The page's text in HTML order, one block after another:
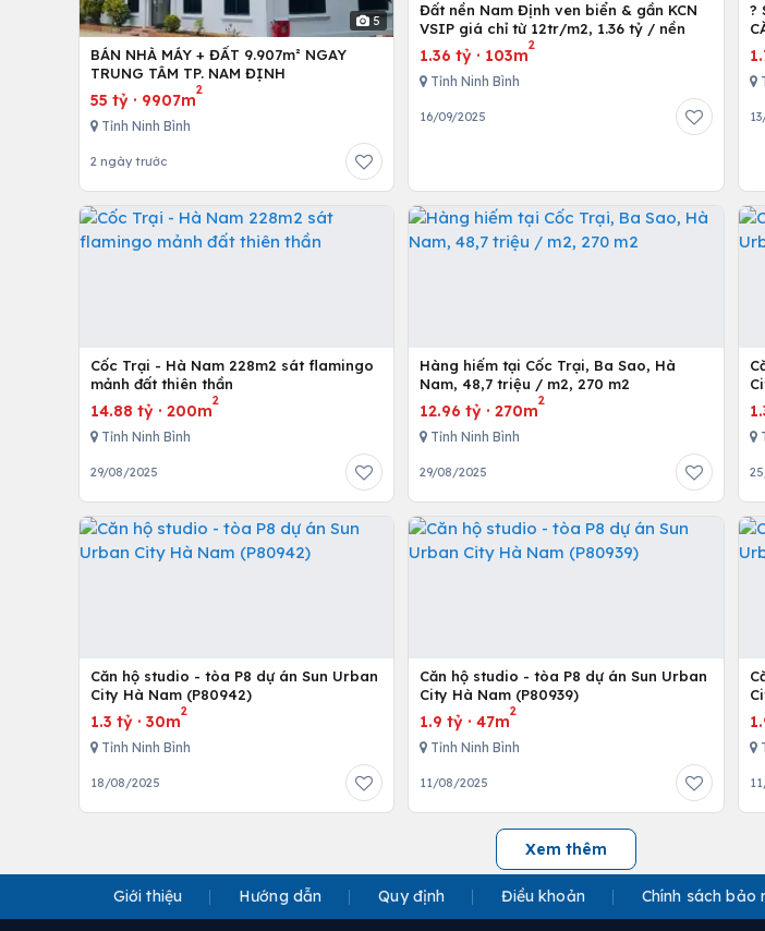
5
BÁN NHÀ MÁY + ĐẤT 9.907m² NGAY
TRUNG TÂM TP. NAM ĐỊNH
55 tỷ · 9907m
2
Tỉnh Ninh Bình
2 ngày trước
Đất nền Nam Định ven biển & gần KCN
VSIP giá chỉ từ 12tr/m2, 1.36 tỷ / nền
1.36 tỷ · 103m
2
Tỉnh Ninh Bình
16/09/2025
?
Cốc Trại - Hà Nam 228m2 sát flamingo
mảnh đất thiên thần
14.88 tỷ · 200m
2
Tỉnh Ninh Bình
29/08/2025
Hàng hiếm tại Cốc Trại, Ba Sao, Hà
Nam, 48,7 triệu / m2, 270 m2
12.96 tỷ ·270m
2
Tỉnh Ninh Bình
29/08/2025
Căn hộ studio - tòa P8 dự án Sun Urban
City Hà Nam (P80942)
1.3 tỷ · 30m
2
Tỉnh Ninh Bình
18/08/2025
Căn hộ studio - tòa P8 dự án Sun Urban
City Hà Nam (P80939)
1.9 tỷ ·47m
2
Tỉnh Ninh Bình
11/08/2025
Xem thêm
Giới thiệu Hướng dẫn Quy định Điều khoản Chính sách bảo